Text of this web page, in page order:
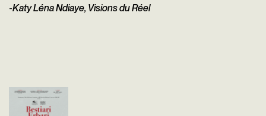
-Katy Léna Ndiaye, Visions du Réel
Italie - 2025